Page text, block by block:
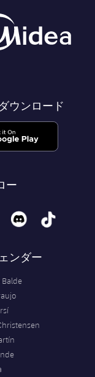
ウンロード
ー
discord tiktok
ンダー